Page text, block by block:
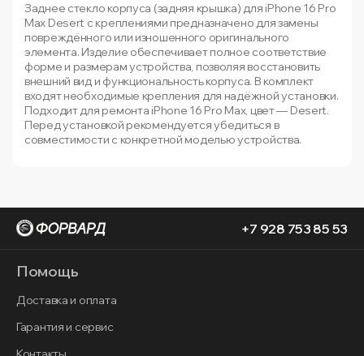
Заднее стекло корпуса (задняя крышка) для iPhone 16 Pro
Max Desert с креплениями предназначено для замены
повреждённого или изношенного оригинального
элемента. Изделие обеспечивает полное соответствие
форме и размерам устройства, позволяя восстановить
внешний вид и функциональность корпуса. В комплект
входят необходимые крепления для надёжной установки.
Подходит для ремонта iPhone 16 Pro Max, цвет — Desert.
Перед установкой рекомендуется убедиться в
совместимости с конкретной моделью устройства.
+7 928 753 85 53
Помощь
Доставка и оплата
Гарантия и сервис